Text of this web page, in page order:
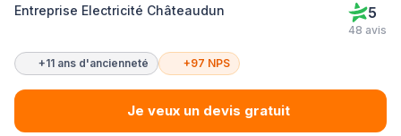
Entreprise Electricité Châteaudun 5
48 avis
+11 ans d'ancienneté +97 NPS
Je veux un devis gratuit